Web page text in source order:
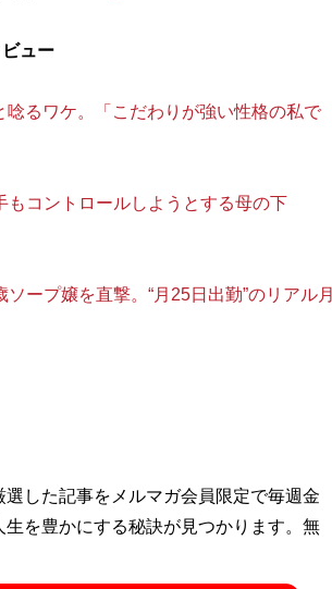
ュー
唸るワケ。「こだわりが強い性格の私で
もコントロールしようとする母の下
ープ嬢を直撃。“月25日出勤”のリアル月
した記事をメルマガ会員限定で毎週金
を豊かにする秘訣が見つかります。無